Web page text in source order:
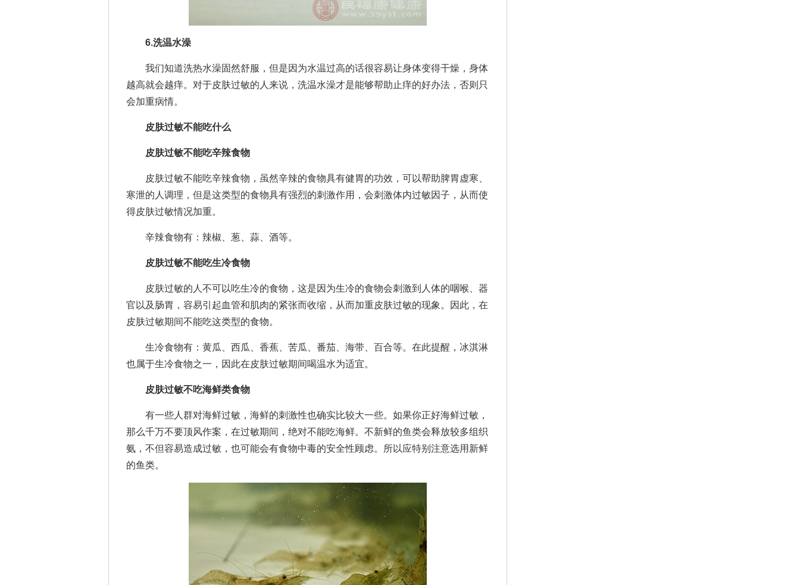
6.洗温水澡
我们知道洗热水澡固然舒服，但是因为水温过高的话很容易让身体变得干燥，身体
越高就会越痒。对于皮肤过敏的人来说，洗温水澡才是能够帮助止痒的好办法，否则只
会加重病情。
皮肤过敏不能吃什么
皮肤过敏不能吃辛辣食物
皮肤过敏不能吃辛辣食物，虽然辛辣的食物具有健胃的功效，可以帮助脾胃虚寒、
寒泄的人调理，但是这类型的食物具有强烈的刺激作用，会刺激体内过敏因子，从而使
得皮肤过敏情况加重。
辛辣食物有：辣椒、葱、蒜、酒等。
皮肤过敏不能吃生冷食物
皮肤过敏的人不可以吃生冷的食物，这是因为生冷的食物会刺激到人体的咽喉、器
官以及肠胃，容易引起血管和肌肉的紧张而收缩，从而加重皮肤过敏的现象。因此，在
皮肤过敏期间不能吃这类型的食物。
生冷食物有：黄瓜、西瓜、香蕉、苦瓜、番茄、海带、百合等。在此提醒，冰淇淋
也属于生冷食物之一，因此在皮肤过敏期间喝温水为适宜。
皮肤过敏不吃海鲜类食物
有一些人群对海鲜过敏，海鲜的刺激性也确实比较大一些。如果你正好海鲜过敏，
那么千万不要顶风作案，在过敏期间，绝对不能吃海鲜。不新鲜的鱼类会释放较多组织
氨，不但容易造成过敏，也可能会有食物中毒的安全性顾虑。所以应特别注意选用新鲜
的鱼类。